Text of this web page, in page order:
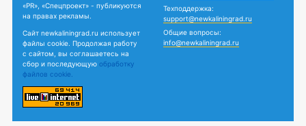
«PR», «Спецпроект» - публикуются
на правах рекламы.
Сайт newkaliningrad.ru использует
файлы cookie. Продолжая работу
с сайтом, вы соглашаетесь на
сбор и последующую обработку
файлов cookie.
Техподдержка:
support@newkaliningrad.ru
Общие вопросы:
info@newkaliningrad.ru